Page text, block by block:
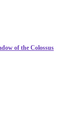
of the Colossus